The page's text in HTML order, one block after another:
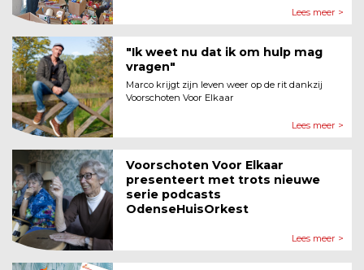
Lees meer >
"Ik weet nu dat ik om hulp mag
vragen"
Marco krijgt zijn leven weer op de rit dankzij
Voorschoten Voor Elkaar
Lees meer >
Voorschoten Voor Elkaar
presenteert met trots nieuwe
serie podcasts
OdenseHuisOrkest
Lees meer >